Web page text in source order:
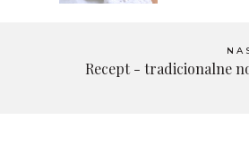
Recept - tradicionalne